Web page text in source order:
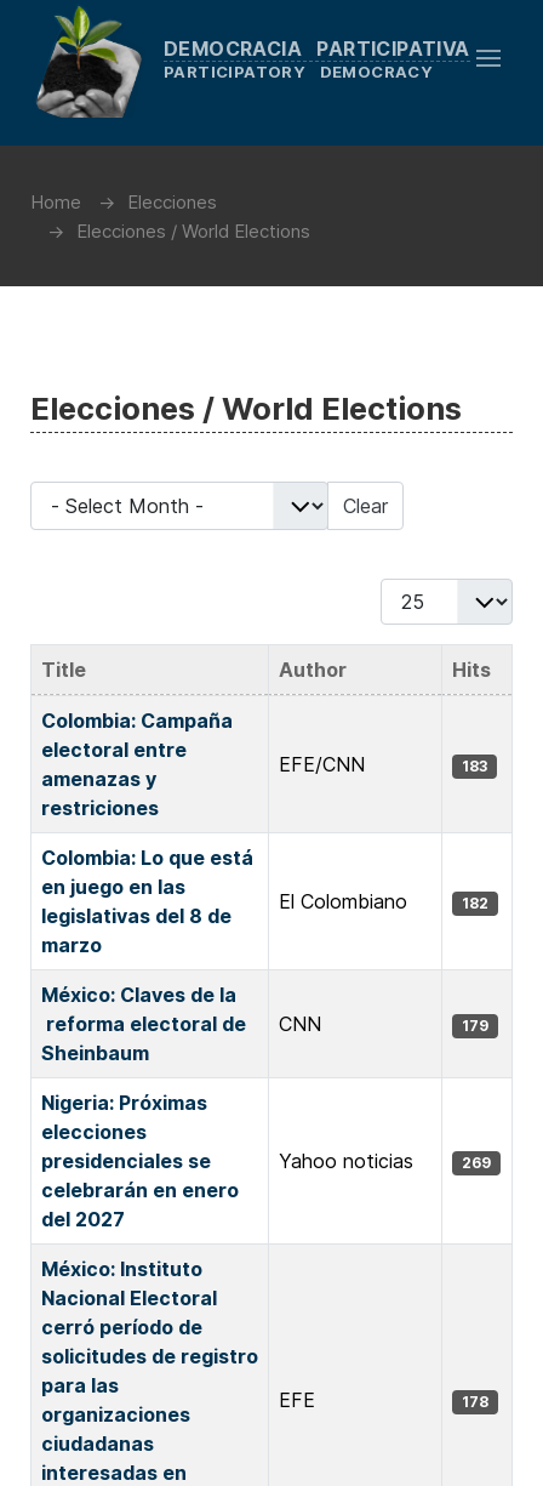
DEMOCRACIA PARTICIPATIVA
PARTICIPATORY DEMOCRACY
Home
Elecciones
Elecciones / World Elections
Elecciones / World Elections
- Select Month - Clear
Display #
Articles
Title Author Hits
Colombia: Campaña
electoral entre
amenazas y
restriciones
EFE/CNN 183
Colombia: Lo que está
en juego en las
legislativas del 8 de
marzo
El Colombiano 182
México: Claves de la
reforma electoral de
Sheinbaum
CNN 179
Nigeria: Próximas
elecciones
presidenciales se
celebrarán en enero
del 2027
Yahoo noticias 269
México: Instituto
Nacional Electoral
cerró período de
solicitudes de registro
para las
organizaciones
ciudadanas
interesadas en
EFE 178